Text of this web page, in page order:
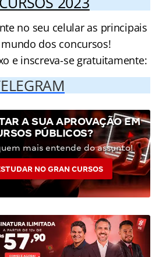
no seu celular as principais
dos concursos!
e inscreva-se gratuitamente:
A SUA APROVAÇÃO EM
PÚBLICOS?
mais entende do assunto!
NO GRAN CURSOS